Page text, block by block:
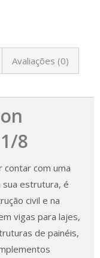
Avaliações (0)
8
com uma
estrutura, é
civil e na
vigas para lajes,
de painéis,